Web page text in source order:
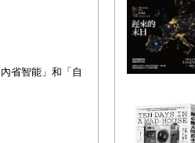
省智能」和「自